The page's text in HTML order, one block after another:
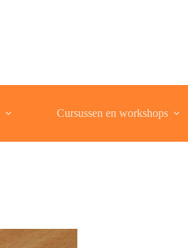
Cursussen en workshops